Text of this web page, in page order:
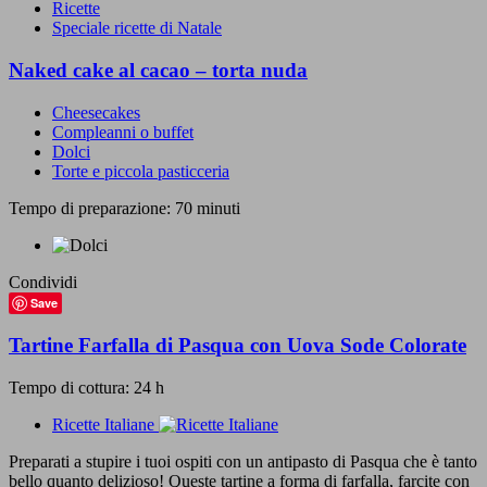
Ricette
Speciale ricette di Natale
Naked cake al cacao – torta nuda
Cheesecakes
Compleanni o buffet
Dolci
Torte e piccola pasticceria
Tempo di preparazione: 70 minuti
Condividi
Save
Tartine Farfalla di Pasqua con Uova Sode Colorate
Tempo di cottura: 24 h
Ricette Italiane
Preparati a stupire i tuoi ospiti con un antipasto di Pasqua che è tanto
bello quanto delizioso! Queste tartine a forma di farfalla, farcite con